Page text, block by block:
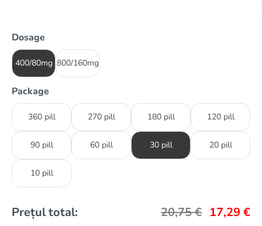
Dosage
400/80mg 800/160mg
Package
360 pill 270 pill 180 pill 120 pill
90 pill 60 pill 30 pill 20 pill
10 pill
Prețul total: 20,75€ 17,29 €